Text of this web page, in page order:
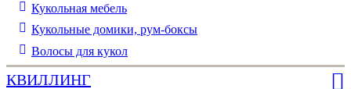
Кукольная мебель
Кукольные домики, рум-боксы
Волосы для кукол
КВИЛЛИНГ